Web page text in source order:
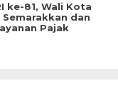
ke-81, Wali Kota
dan
Pajak